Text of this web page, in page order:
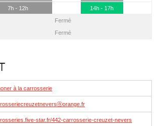
7h - 12h
14h - 17h
Fermé
Fermé
à la carrosserie
star.fr/442-carrosserie-creuzet-nevers